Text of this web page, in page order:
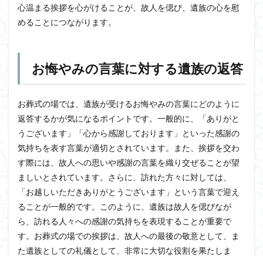
心温まる挨拶を心がけることが、故人を偲び、遺族の心を慰
めることにつながります。
お悔やみの言葉に対する遺族の返答
お葬式の場では、遺族が受けるお悔やみの言葉にどのように
返答するかが気になるポイントです。一般的に、「ありがと
うございます」「心から感謝しております」といった感謝の
気持ちを表す言葉が適切とされています。また、挨拶を交わ
す際には、故人への思いや感謝の言葉を織り交ぜることが望
ましいとされています。さらに、訪れた方々に対しては、
「お越しいただきありがとうございます」という言葉で迎え
ることが一般的です。このように、遺族は故人を偲びなが
ら、訪れる人々への感謝の気持ちを表現することが重要で
す。お葬式の場での挨拶は、故人への最後の敬意として、ま
た遺族としての礼儀として、非常に大切な役割を果たしま